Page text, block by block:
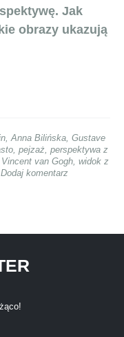
Jak
obrazy ukazują
Anna Bilińska Gustave
, pejzaż, perspektywa z
Vincent van Gogh, widok z
Dodaj komentarz